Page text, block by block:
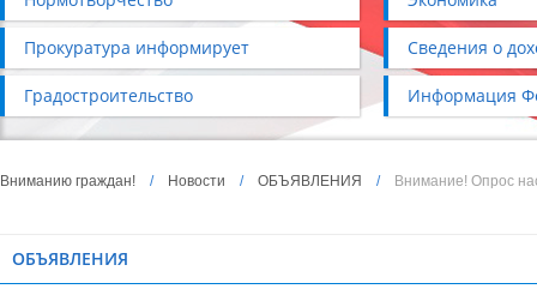
Прокуратура информирует Сведения о
Градостроительство Информация
Вниманию граждан! / Новости / ОБЪЯВЛЕНИЯ / Внимание! Опрос
ОБЪЯВЛЕНИЯ